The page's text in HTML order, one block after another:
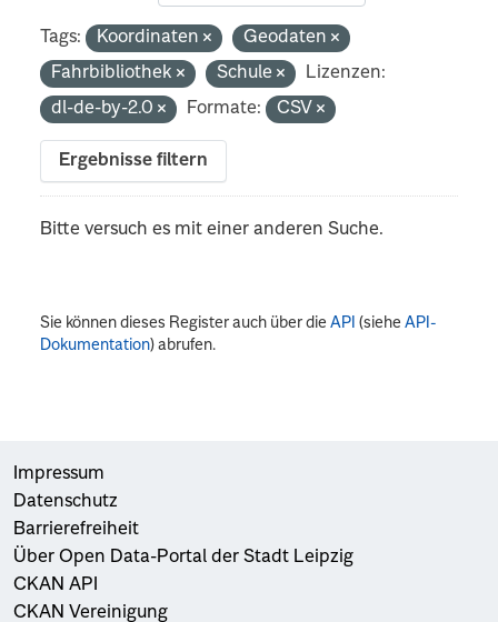
Tags: Koordinaten
Geodaten
Fahrbibliothek
Schule
Lizenzen:
dl-de-by-2.0
Formate: CSV
Ergebnisse filtern
Bitte versuch es mit einer anderen Suche.
Sie können dieses Register auch über dieAPI (sieheAPI-
Dokumentation) abrufen.
Impressum
Datenschutz
Barrierefreiheit
Über Open Data-Portal der Stadt Leipzig
CKAN API
CKAN Vereinigung